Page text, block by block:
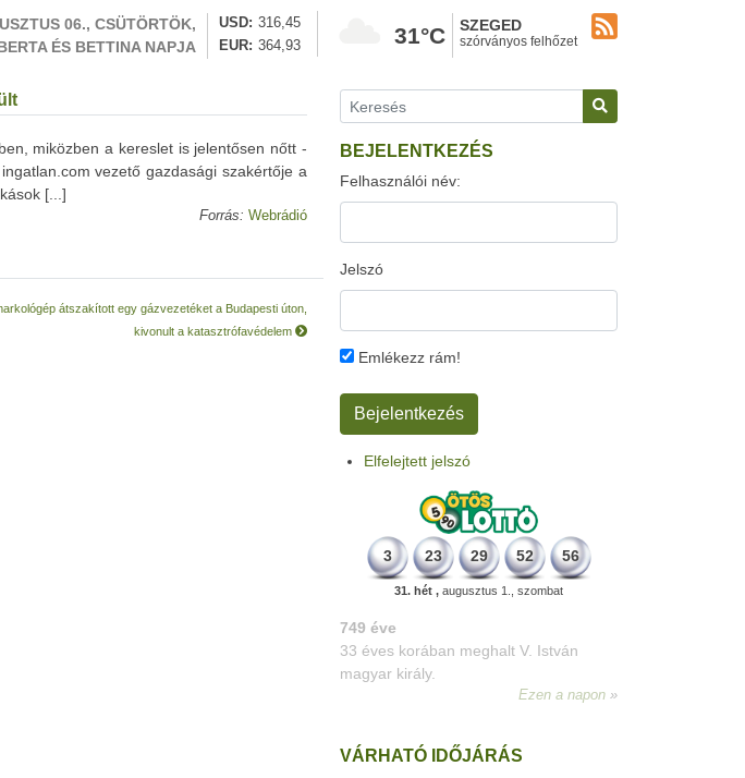
06., CSÜTÖRTÖK,
ÉS BETTINA NAPJA
USD
316,45
EUR
364,93 31°C SZEGED
szórványos felhőzet
miközben a kereslet is jelentősen nőtt -
vezető gazdasági szakértője a
[...]
Forrás: Webrádió
átszakított egy gázvezetéket a Budapesti úton,
kivonult a katasztrófavédelem
BEJELENTKEZÉS
Felhasználói név:
Jelszó
Emlékezz rám!
Elfelejtett jelszó
3 23 29 52 56
31. hét , augusztus 1., szombat
498 éve
A szávaszentdemeteri-nagyolaszi
győzelem, ahol a magyarok utoljára
győzték le a törököket Mohács előtt.
VÁRHATÓ IDŐJÁRÁS